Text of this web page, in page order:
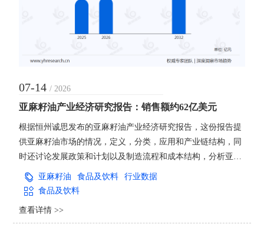
07-14 / 2026
亚麻籽油产业经济研究报告：销售额约62亿美元
根据恒州诚思发布的亚麻籽油产业经济研究报告，这份报告提
供亚麻籽油市场的情况，定义，分类，应用和产业链结构，同
时还讨论发展政策和计划以及制造流程和成本结构，分析亚麻
籽油市场的发展现状与未来市场趋势。并从生产与消费两个角
度来分析亚麻籽油市场的主要生产地区、主要消费地区以及主
亚麻籽油 食品及饮料
行业数据
食品及饮料
查看详情 >>